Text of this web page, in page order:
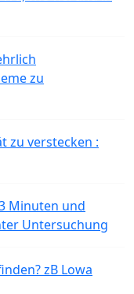
zu
zu verstecken :
Minuten und
Untersuchung
zB Lowa